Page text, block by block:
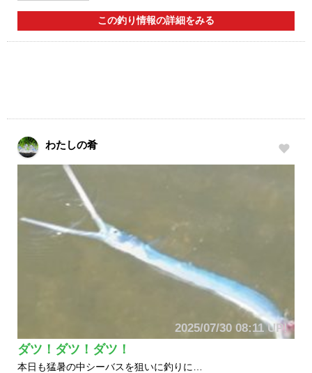
この釣り情報の詳細をみる
わたしの肴
2025/07/30 08:11 UP!
ダツ！ダツ！ダツ！
本日も猛暑の中シーバスを狙いに釣りに…